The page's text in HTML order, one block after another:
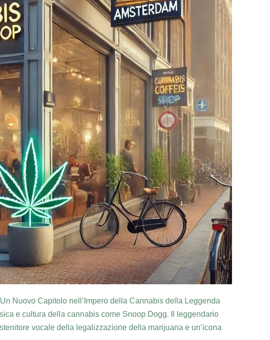
Nuovo Capitolo nell’Impero della Cannabis della Leggenda
e cultura della cannabis come Snoop Dogg. Il leggendario
vocale della legalizzazione della marijuana e un’icona